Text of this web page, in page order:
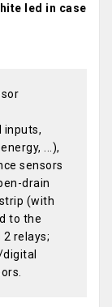
led in case
inputs,
...),
sensors
drain
(with
to the
relays;